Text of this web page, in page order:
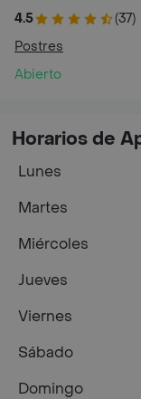
4.5
(37)
Postres
Abierto
Horarios de
Lunes
Martes
Miércoles
Jueves
Viernes
Sábado
Domingo